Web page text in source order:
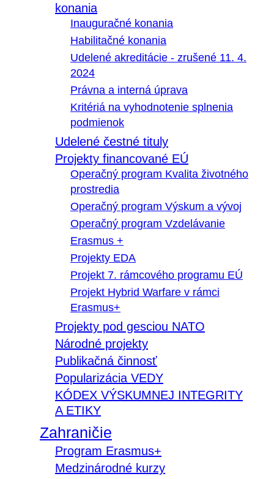
konania
Inauguračné konania
Habilitačné konania
Udelené akreditácie - zrušené 11. 4.
2024
Právna a interná úprava
Kritériá na vyhodnotenie splnenia
podmienok
Udelené čestné tituly
Projekty financované EÚ
Operačný program Kvalita životného
prostredia
Operačný program Výskum a vývoj
Operačný program Vzdelávanie
Erasmus +
Projekty EDA
Projekt 7. rámcového programu EÚ
Projekt Hybrid Warfare v rámci
Erasmus+
Projekty pod gesciou NATO
Národné projekty
Publikačná činnosť
Popularizácia VEDY
KÓDEX VÝSKUMNEJ INTEGRITY
A ETIKY
Zahraničie
Program Erasmus+
Medzinárodné kurzy